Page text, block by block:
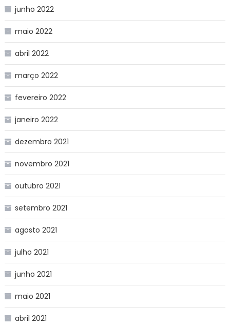
junho 2022
maio 2022
abril 2022
março 2022
fevereiro 2022
janeiro 2022
dezembro 2021
novembro 2021
outubro 2021
setembro 2021
agosto 2021
julho 2021
junho 2021
maio 2021
abril 2021